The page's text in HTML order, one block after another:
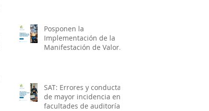
Posponen la
Implementación de la
Manifestación de Valor
SAT: Errores y conductas
de mayor incidencia en
facultades de auditorías